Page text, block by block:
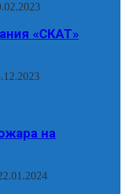
«СКАТ»
на